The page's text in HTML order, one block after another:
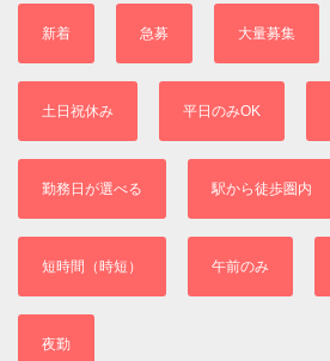
新着 急募 大量募集
土日祝休み 平日のみOK
勤務日が選べる 駅から徒歩圏内
短時間（時短） 午前のみ
夜勤